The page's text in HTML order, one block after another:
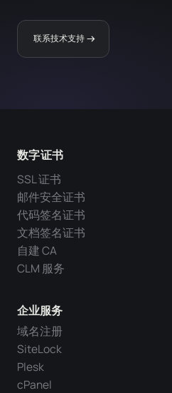
联系技术支持
数字证书
SSL 证书
邮件安全证书
代码签名证书
文档签名证书
自建 CA
CLM 服务
企业服务
域名注册
SiteLock
Plesk
cPanel